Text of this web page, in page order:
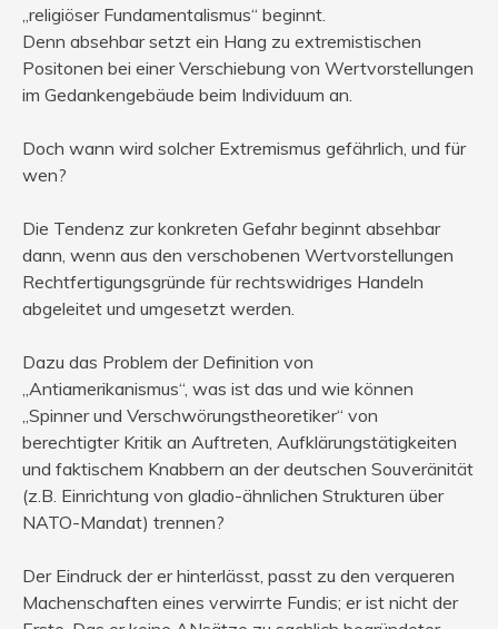
„religiöser Fundamentalismus“ beginnt.
Denn absehbar setzt ein Hang zu extremistischen
Positonen bei einer Verschiebung von Wertvorstellungen
im Gedankengebäude beim Individuum an.
Doch wann wird solcher Extremismus gefährlich, und für
wen?
Die Tendenz zur konkreten Gefahr beginnt absehbar
dann, wenn aus den verschobenen Wertvorstellungen
Rechtfertigungsgründe für rechtswidriges Handeln
abgeleitet und umgesetzt werden.
Dazu das Problem der Definition von
„Antiamerikanismus“, was ist das und wie können
„Spinner und Verschwörungstheoretiker“ von
berechtigter Kritik an Auftreten, Aufklärungstätigkeiten
und faktischem Knabbern an der deutschen Souveränität
(z.B. Einrichtung von gladio-ähnlichen Strukturen über
NATO-Mandat) trennen?
Der Eindruck der er hinterlässt, passt zu den verqueren
Machenschaften eines verwirrte Fundis; er ist nicht der